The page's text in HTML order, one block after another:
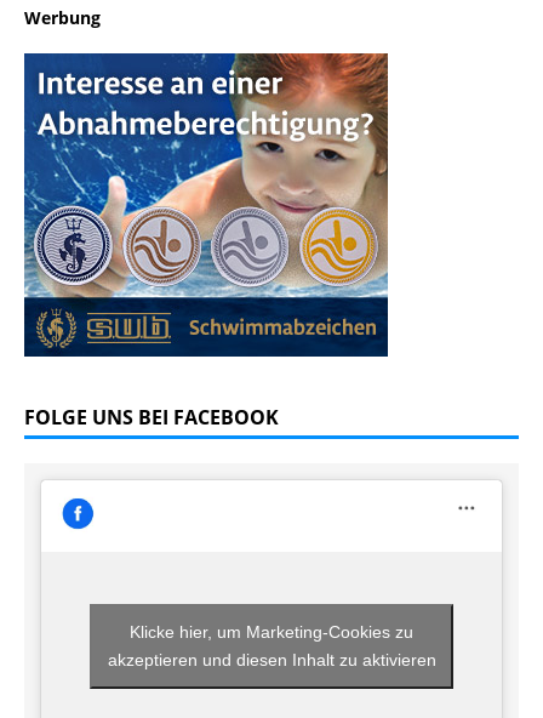
Werbung
FOLGE UNS BEI FACEBOOK
Klicke hier, um Marketing-Cookies zu
akzeptieren und diesen Inhalt zu aktivieren